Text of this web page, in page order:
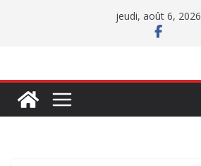
jeudi, août 6, 2026